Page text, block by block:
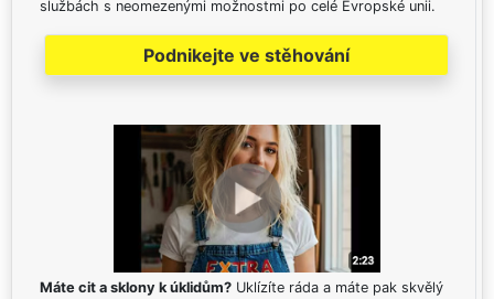
službách s neomezenými možnostmi po celé Evropské unii.
Podnikejte ve stěhování
Máte cit a sklony k úklidům? Uklízíte ráda a máte pak skvělý